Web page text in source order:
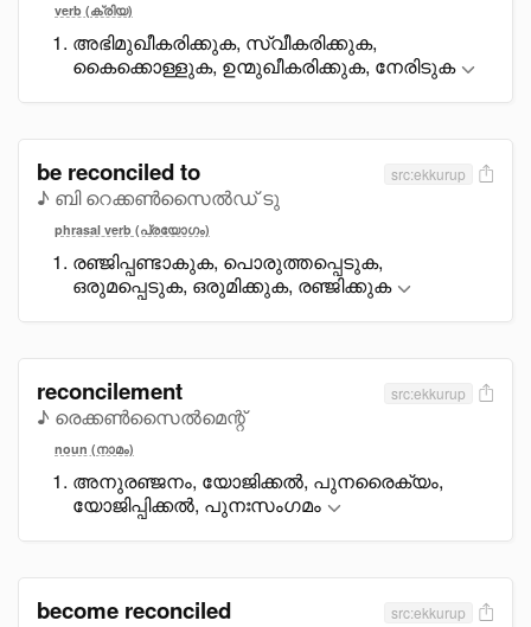
verb (ക്രിയ)
അഭിമുഖീകരിക്കുക, സ്വീകരിക്കുക,
കെെക്കൊള്ളുക, ഉന്മുഖീകരിക്കുക, നേരിടുക
be reconciled to
♪ ബി റെക്കൺസൈൽഡ് ടു
src:ekkurup
phrasal verb (പ്രയോഗം)
രഞ്ജിപ്പണ്ടാകുക, പൊരുത്തപ്പെടുക,
ഒരുമപ്പെടുക, ഒരുമിക്കുക, രഞ്ജിക്കുക
reconcilement
♪ രെക്കൺസൈൽമെന്റ്
src:ekkurup
noun (നാമം)
അനുരഞ്ജനം, യോജിക്കൽ, പുനരെെക്യം,
യോജിപ്പിക്കൽ, പുനഃസംഗമം
become reconciled src:ekkurup